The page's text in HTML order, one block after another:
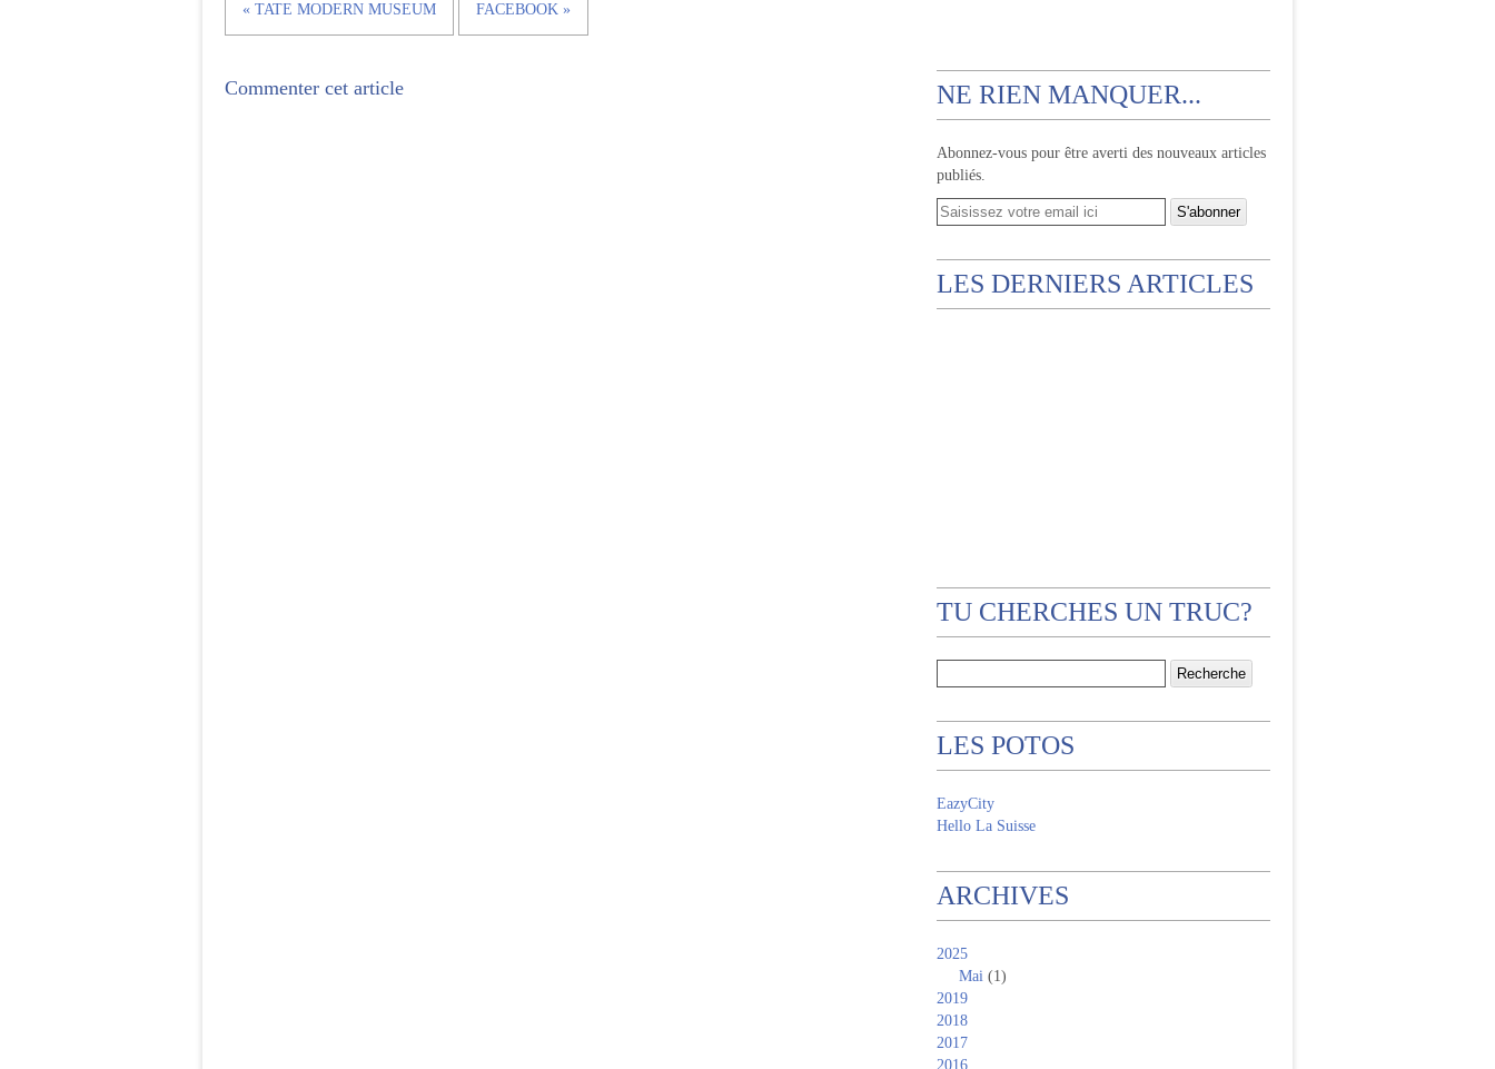
« TATE MODERN MUSEUM FACEBOOK »
Commenter cet article NE RIEN MANQUER...
Abonnez-vous pour être averti des nouveaux articles
publiés.
LES DERNIERS ARTICLES
TU CHERCHES UN TRUC?
LES POTOS
EazyCity
Hello La Suisse
ARCHIVES
2025
Mai (1)
2019
2018
2017
2016